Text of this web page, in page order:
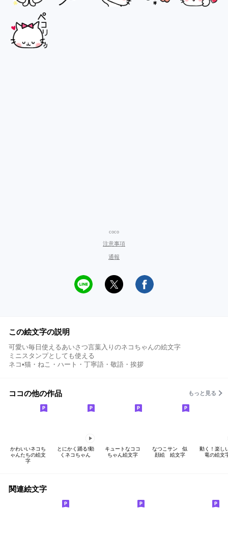
coco
注意事項
通報
この絵文字の説明
可愛い毎日使えるあいさつ言葉入りのネコちゃんの絵文字
ミニスタンプとしても使える
ネコ•猫・ねこ・ハート・丁寧語・敬語・挨拶
ココの他の作品 もっと見る
かわいいネコち
ゃんたちの絵文
字
とにかく踊る!動
くネコちゃん
キュートなココ
ちゃん絵文字
なつこサン 似
顔絵 絵文字
動く！楽し
竜の絵文
関連絵文字